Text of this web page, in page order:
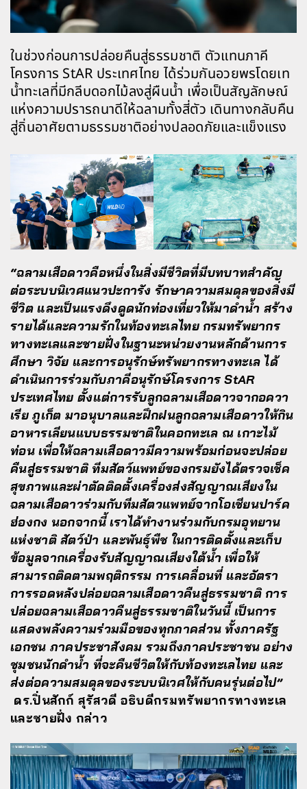
ในช่วงก่อนการปล่อยคืนสู่ธรรมชาติ ตัวแทนภาคี
โครงการ StAR ประเทศไทย ได้ร่วมกันอวยพรโดยเท
น้ำทะเลที่มีกลีบดอกไม้ลงสู่ผืนน้ำ เพื่อเป็นสัญลักษณ์
แห่งความปรารถนาดีให้ฉลามทั้งสี่ตัว เดินทางกลับคืน
สู่ถิ่นอาศัยตามธรรมชาติอย่างปลอดภัยและแข็งแรง
“ฉลามเสือดาวคือหนึ่งในสิ่งมีชีวิตที่มีบทบาทสำคัญ
ต่อระบบนิเวศแนวปะการัง รักษาความสมดุลของสิ่งมี
ชีวิต และเป็นแรงดึงดูดนักท่องเที่ยวให้มาดำน้ำ สร้าง
รายได้และความรักในท้องทะเลไทย กรมทรัพยากร
ทางทะเลและชายฝั่งในฐานะหน่วยงานหลักด้านการ
ศึกษา วิจัย และการอนุรักษ์ทรัพยากรทางทะเล ได้
ดำเนินการร่วมกับภาคีอนุรักษ์โครงการ StAR
ประเทศไทย ตั้งแต่การรับลูกฉลามเสือดาวจากอควา
เรีย ภูเก็ต มาอนุบาลและฝึกฝนลูกฉลามเสือดาวให้กิน
อาหารเลียนแบบธรรมชาติในคอกทะเล ณ เกาะไม้
ท่อน เพื่อให้ฉลามเสือดาวมีความพร้อมก่อนจะปล่อย
คืนสู่ธรรมชาติ ทีมสัตว์แพทย์ของกรมยังได้ตรวจเช็ค
สุขภาพและผ่าตัดติดตั้งเครื่องส่งสัญญาณเสียงใน
ฉลามเสือดาวร่วมกับทีมสัตวแพทย์จากโอเชียนปาร์ค
ฮ่องกง นอกจากนี้ เราได้ทำงานร่วมกับกรมอุทยาน
แห่งชาติ สัตว์ป่า และพันธุ์พืช ในการติดตั้งและเก็บ
ข้อมูลจากเครื่องรับสัญญาณเสียงใต้น้ำ เพื่อให้
สามารถติดตามพฤติกรรม การเคลื่อนที่ และอัตรา
การรอดหลังปล่อยฉลามเสือดาวคืนสู่ธรรมชาติ การ
ปล่อยฉลามเสือดาวคืนสู่ธรรมชาติในวันนี้ เป็นการ
แสดงพลังความร่วมมือของทุกภาคส่วน ทั้งภาครัฐ
เอกชน ภาคประชาสังคม รวมถึงภาคประชาชน อย่าง
ชุมชนนักดำน้ำ ที่จะคืนชีวิตให้กับท้องทะเลไทย และ
ส่งต่อความสมดุลของระบบนิเวศให้กับคนรุ่นต่อไป”
ดร.ปิ่นสักก์ สุรัสวดี อธิบดีกรมทรัพยากรทางทะเล
และชายฝั่ง กล่าว